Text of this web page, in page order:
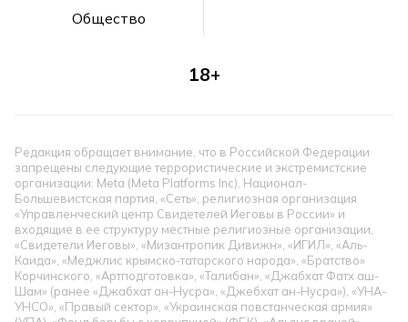
Общество
18+
Редакция обращает внимание, что в Российской Федерации
запрещены следующие террористические и экстремистские
организации: Meta (Meta Platforms Inc), Национал-
Большевистская партия, «Сеть», религиозная организация
«Управленческий центр Свидетелей Иеговы в России» и
входящие в ее структуру местные религиозные организации,
«Свидетели Иеговы», «Мизантропик Дивижн», «ИГИЛ», «Аль-
Каида», «Меджлис крымско-татарского народа», «Братство»
Корчинского, «Артподготовка», «Талибан», «Джабхат Фатх аш-
Шам» (ранее «Джабхат ан-Нусра», «Джебхат ан-Нусра»), «УНА-
УНСО», «Правый сектор», «Украинская повстанческая армия»